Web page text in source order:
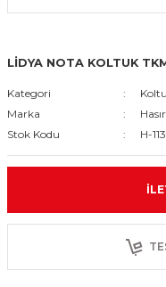
LİDYA NOTA KOLTUK
Kategori
Marka
Stok Kodu
H-